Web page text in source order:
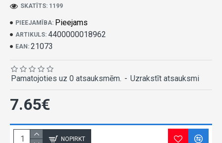
PIEEJAMĪBA: Pieejams
ARTIKULS: 4400000018962
EAN: 21073
SKATĪTS: 1199
Pamatojoties uz 0 atsauksmēm. - Uzrakstīt atsauksmi
7.65€
NOPIRKT